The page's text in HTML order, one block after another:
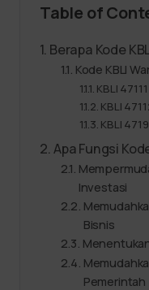
Table of
Berapa Kode
Kode KBLI
KBLI 47111
KBLI
KBLI
Apa Fungsi
Investasi
Bisnis
Pemerintah